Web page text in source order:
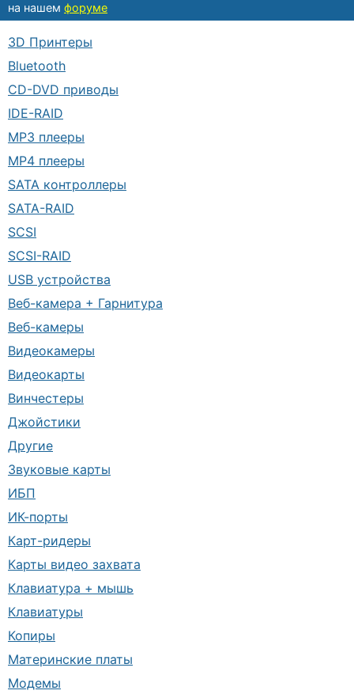
на нашем форуме
3D Принтеры
Bluetooth
CD-DVD приводы
IDE-RAID
MP3 плееры
MP4 плееры
SATA контроллеры
SATA-RAID
SCSI
SCSI-RAID
USB устройства
Веб-камера + Гарнитура
Веб-камеры
Видеокамеры
Видеокарты
Винчестеры
Джойстики
Другие
Звуковые карты
ИБП
ИК-порты
Карт-ридеры
Карты видео захвата
Клавиатура + мышь
Клавиатуры
Копиры
Материнские платы
Модемы